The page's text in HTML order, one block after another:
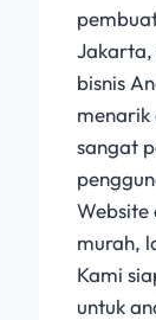
Jakarta,
bisnis
menarik
sangat
Website
murah,
Kami
untuk